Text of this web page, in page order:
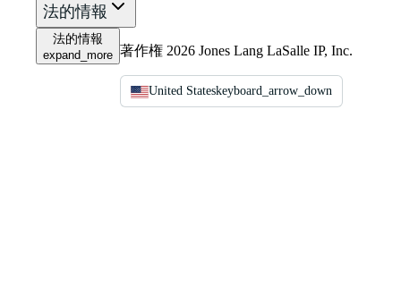
法的情報
法的情報
expand_more 著作権 2026 Jones Lang LaSalle IP, Inc.
United Stateskeyboard_arrow_down